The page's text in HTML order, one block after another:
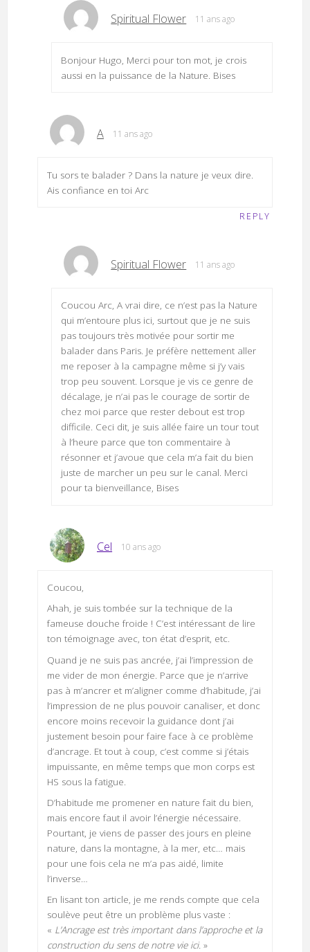
Spiritual Flower 11 ans ago
Bonjour Hugo, Merci pour ton mot, je crois
aussi en la puissance de la Nature. Bises
A 11 ans ago
Tu sors te balader ? Dans la nature je veux dire.
Ais confiance en toi Arc
REPLY
Spiritual Flower 11 ans ago
Coucou Arc, A vrai dire, ce n’est pas la Nature
qui m’entoure plus ici, surtout que je ne suis
pas toujours très motivée pour sortir me
balader dans Paris. Je préfère nettement aller
me reposer à la campagne même si j’y vais
trop peu souvent. Lorsque je vis ce genre de
décalage, je n’ai pas le courage de sortir de
chez moi parce que rester debout est trop
difficile. Ceci dit, je suis allée faire un tour tout
à l’heure parce que ton commentaire à
résonner et j’avoue que cela m’a fait du bien
juste de marcher un peu sur le canal. Merci
pour ta bienveillance, Bises
Cel 10 ans ago
Coucou,
Ahah, je suis tombée sur la technique de la
fameuse douche froide ! C’est intéressant de lire
ton témoignage avec, ton état d’esprit, etc.
Quand je ne suis pas ancrée, j’ai l’impression de
me vider de mon énergie. Parce que je n’arrive
pas à m’ancrer et m’aligner comme d’habitude, j’ai
l’impression de ne plus pouvoir canaliser, et donc
encore moins recevoir la guidance dont j’ai
justement besoin pour faire face à ce problème
d’ancrage. Et tout à coup, c’est comme si j’étais
impuissante, en même temps que mon corps est
HS sous la fatigue.
D’habitude me promener en nature fait du bien,
mais encore faut il avoir l’énergie nécessaire.
Pourtant, je viens de passer des jours en pleine
nature, dans la montagne, à la mer, etc… mais
pour une fois cela ne m’a pas aidé, limite
l’inverse…
En lisant ton article, je me rends compte que cela
soulève peut être un problème plus vaste :
« L’Ancrage est très important dans l’approche et la
construction du sens de notre vie ici. »